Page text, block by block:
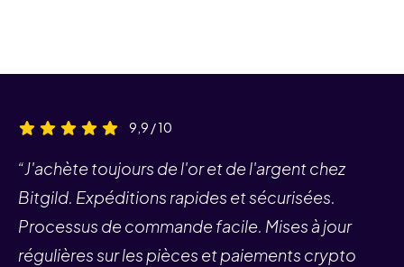
9,9 / 10
“J'achète toujours de l'or et de l'argent chez
Bitgild. Expéditions rapides et sécurisées.
Processus de commande facile. Mises à jour
régulières sur les pièces et paiements crypto